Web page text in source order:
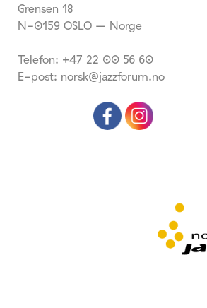
Grensen 18
N-0159 OSLO – Norge
Telefon: +47 22 00 56 60
E-post: norsk@jazzforum.no